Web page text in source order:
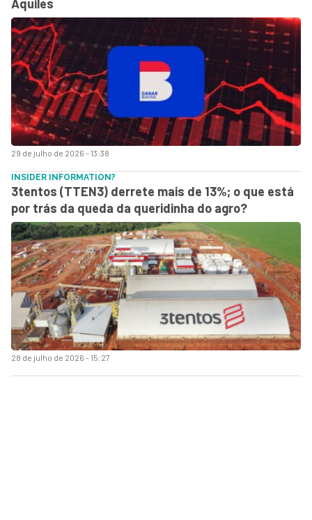
29 de julho de 2026 - 13:38
Aquiles
28 de julho de 2026 - 15:27
INSIDER INFORMATION?
3tentos (TTEN3) derrete mais de 13%; o que está
por trás da queda da queridinha do agro?